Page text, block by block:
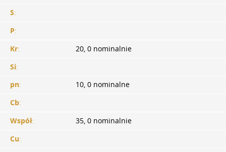
S:
P:
Kr:
20, 0 nominalnie
Si:
pn:
10, 0 nominalne
Cb:
Współ:
35, 0 nominalnie
Cu: